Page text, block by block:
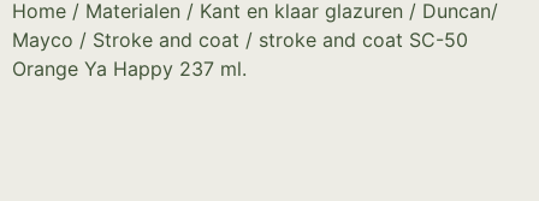
Home / Materialen / Kant en klaar glazuren / Duncan/
Mayco / Stroke and coat / stroke and coat SC-50
Orange Ya Happy 237 ml.